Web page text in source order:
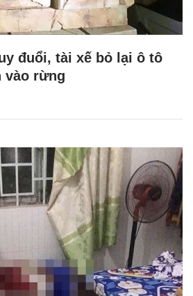
đuổi, tài xế bỏ lại ô tô
vào rừng